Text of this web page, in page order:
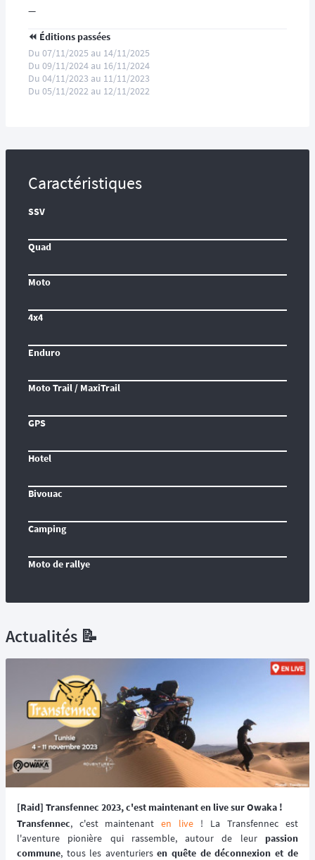
—
⏪️ Éditions passées
Du 07/11/2025 au 14/11/2025
Du 09/11/2024 au 16/11/2024
Du 04/11/2023 au 11/11/2023
Du 05/11/2022 au 12/11/2022
Caractéristiques
SSV
Quad
Moto
4x4
Enduro
Moto Trail / MaxiTrail
GPS
Hotel
Bivouac
Camping
Moto de rallye
Actualités 📝
[Raid] Transfennec 2023, c'est maintenant en live sur Owaka !
Transfennec, c'est maintenant en live ! La Transfennec est
l'aventure pionière qui rassemble, autour de leur passion
commune, tous les aventuriers en quête de déconnexion et de